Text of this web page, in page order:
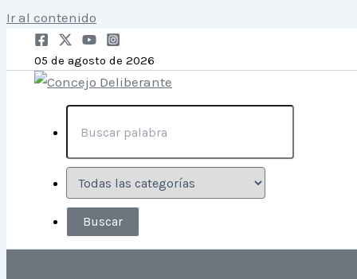
Ir al contenido
05 de agosto de 2026